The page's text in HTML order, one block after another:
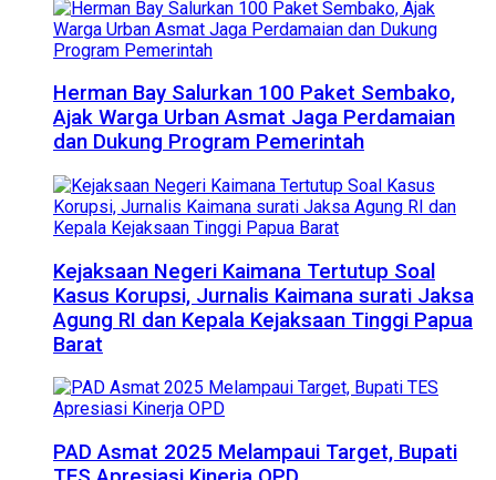
Herman Bay Salurkan 100 Paket Sembako,
Ajak Warga Urban Asmat Jaga Perdamaian
dan Dukung Program Pemerintah
Kejaksaan Negeri Kaimana Tertutup Soal
Kasus Korupsi, Jurnalis Kaimana surati Jaksa
Agung RI dan Kepala Kejaksaan Tinggi Papua
Barat
PAD Asmat 2025 Melampaui Target, Bupati